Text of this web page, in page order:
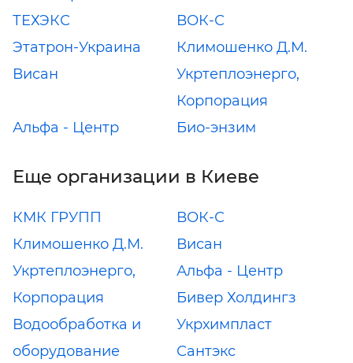
ТЕХЭКС
ВОК-С
Этатрон-Украина
Климошенко Д.М.
Висан
Укртеплоэнерго,
Корпорация
Альфа - Центр
Био-энзим
Еще организации в Киеве
КМК ГРУПП
ВОК-С
Климошенко Д.М.
Висан
Укртеплоэнерго,
Корпорация
Альфа - Центр
Бивер Холдингз
Водообработка и
оборудование
Укрхимпласт
Сантэкс